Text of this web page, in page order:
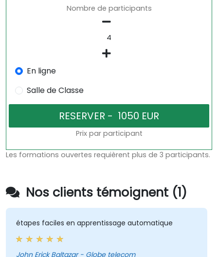
Nombre de participants
En ligne
Salle de Classe
Prix par participant
Les formations ouvertes requièrent plus de 3 participants.
Nos clients témoignent (1)
étapes faciles en apprentissage automatique
John Erick Baltazar - Globe telecom